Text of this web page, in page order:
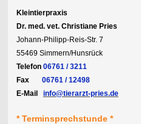
Kleintierpraxis
Dr. med. vet. Christiane Pries
Johann-Philipp-Reis-Str. 7
55469 Simmern/Hunsrück
Telefon 06761 / 3211
Fax06761 / 12498
E-Mail
info@tierarzt-pries.de
* Terminsprechstunde *